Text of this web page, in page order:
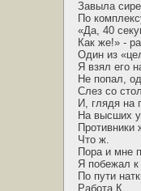
Завыла
По
«Да, 40
Как же!» -
Один из
Я взял его
Не попал,
Слез со
И, глядя на
На высших
Противники
Что ж.
Пора и мне
Я побежал
По пути
Работа К.